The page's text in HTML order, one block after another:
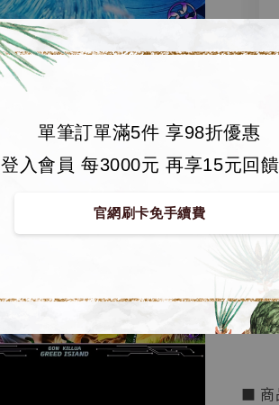
單筆訂單滿5件 享98折優惠
登入會員 每3000元 再享15元回
官網刷卡免手續費 🏝【
【
蠍
■ 商